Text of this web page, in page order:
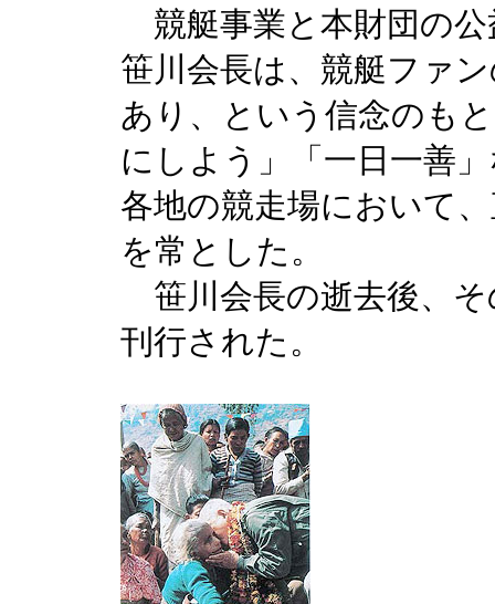
競艇事業と本財団の公
笹川会長は、競艇ファ
あり、という信念のも
にしよう」「一日一善
各地の競走場において
を常とした。
笹川会長の逝去後、
刊行された。